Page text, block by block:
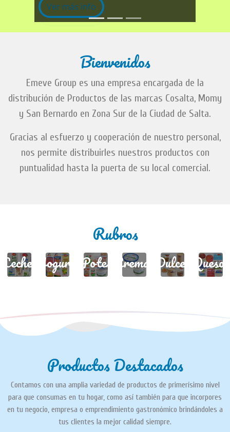
Ver más info
Bienvenidos
Emeve Group es una empresa encargada de la
distribución de Productos de las marcas Cosalta, Momy
y San Bernardo en Zona Sur de la Ciudad de Salta.
Gracias al esfuerzo y cooperación de nuestro personal,
nos permite distribuirles nuestros productos con
puntualidad hasta la puerta de su local comercial.
Rubros
Leches Yogures Potes Cremas Dulces Quesos
Productos Destacados
Contamos con una amplia variedad de productos de primerísimo nivel
para que consumas en tu hogar, como así también para que incorpores
en tu negocio, empresa o emprendimiento gastronómico brindándoles a
tus clientes la mejor calidad siempre.